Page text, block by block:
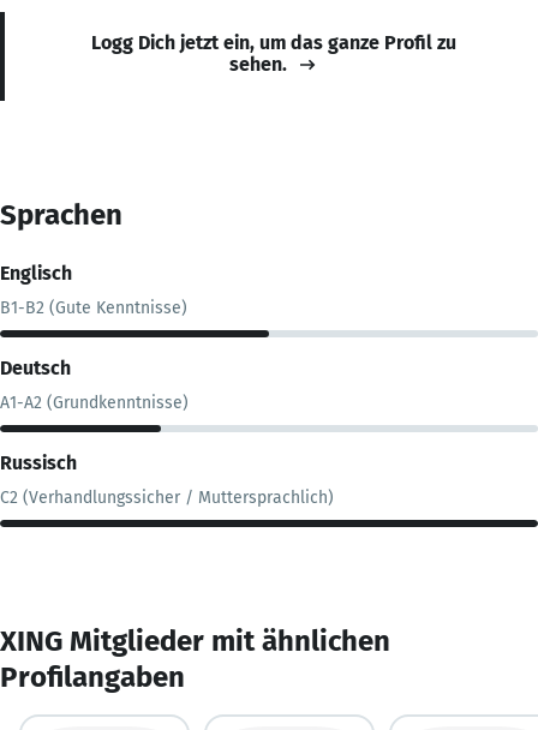
Logg Dich jetzt ein, um das ganze Profil zu
sehen.
Sprachen
Englisch
B1-B2 (Gute Kenntnisse)
Deutsch
A1-A2 (Grundkenntnisse)
Russisch
C2 (Verhandlungssicher / Muttersprachlich)
XING Mitglieder mit ähnlichen
Profilangaben